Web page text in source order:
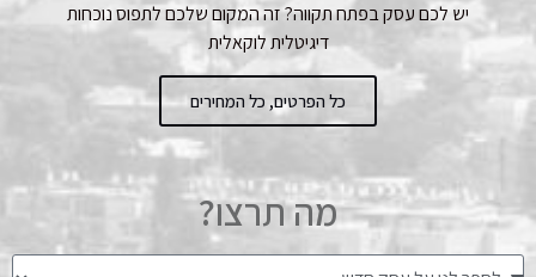
יש לכם עסק בפתח תקווה? זה המקום שלכם לתפוס נוכחות
דיגיטלית לוקאלית
כל הפרטים, כל המחירים
מה תרצו?